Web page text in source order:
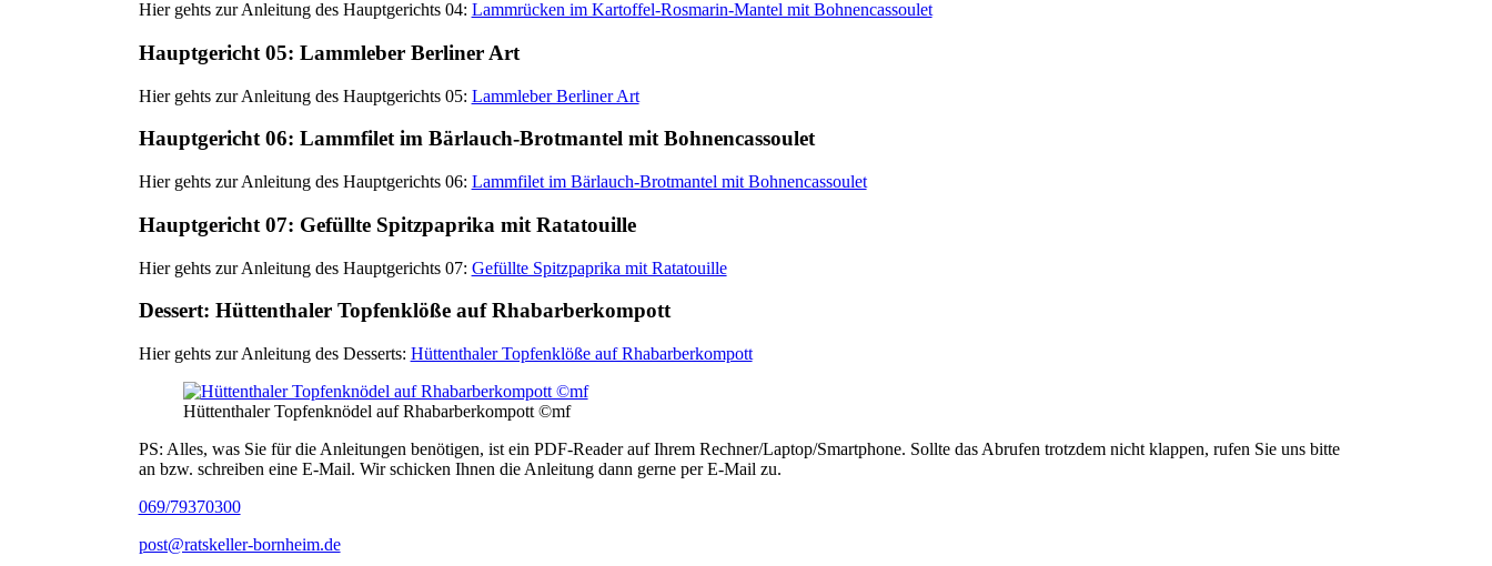
Hier gehts zur Anleitung des Hauptgerichts 04: Lammrücken im Kartoffel-Rosmarin-Mantel mit Bohnencassoulet
Hauptgericht 05: Lammleber Berliner Art
Hier gehts zur Anleitung des Hauptgerichts 05: Lammleber Berliner Art
Hauptgericht 06: Lammfilet im Bärlauch-Brotmantel mit Bohnencassoulet
Hier gehts zur Anleitung des Hauptgerichts 06: Lammfilet im Bärlauch-Brotmantel mit Bohnencassoulet
Hauptgericht 07: Gefüllte Spitzpaprika mit Ratatouille
Hier gehts zur Anleitung des Hauptgerichts 07: Gefüllte Spitzpaprika mit Ratatouille
Dessert: Hüttenthaler Topfenklöße auf Rhabarberkompott
Hier gehts zur Anleitung des Desserts: Hüttenthaler Topfenklöße auf Rhabarberkompott
Hüttenthaler Topfenknödel auf Rhabarberkompott ©mf
PS: Alles, was Sie für die Anleitungen benötigen, ist ein PDF-Reader auf Ihrem Rechner/Laptop/Smartphone. Sollte das Abrufen trotzdem nicht klappen, rufen Sie uns bitte
an bzw. schreiben eine E-Mail. Wir schicken Ihnen die Anleitung dann gerne per E-Mail zu.
069/79370300
post@ratskeller-bornheim.de